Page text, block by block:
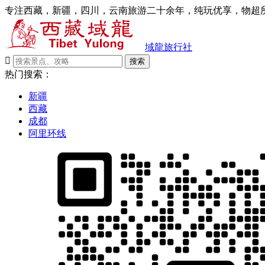
专注西藏，新疆，四川，云南旅游二十余年，纯玩优享，物超
域龍旅行社

搜索
热门搜索：
新疆
西藏
成都
阿里环线